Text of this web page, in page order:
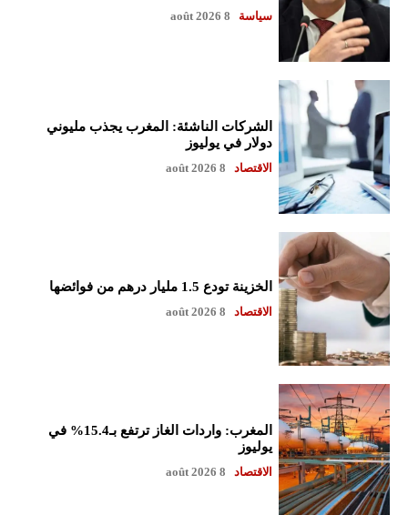
سياسة 8 août 2026
الشركات الناشئة: المغرب يجذب مليوني
دولار في يوليوز
الاقتصاد 8 août 2026
الخزينة تودع 1.5 مليار درهم من فوائضها
الاقتصاد 8 août 2026
المغرب: واردات الغاز ترتفع بـ15.4% في
يوليوز
الاقتصاد 8 août 2026